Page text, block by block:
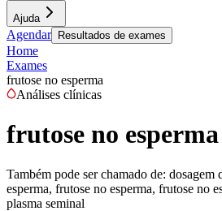
Ajuda
Agendar Resultados de exames
Home
Exames
frutose no esperma
Análises clínicas
frutose no esperma
Também pode ser chamado de: dosagem
esperma, frutose no esperma, frutose no
plasma seminal